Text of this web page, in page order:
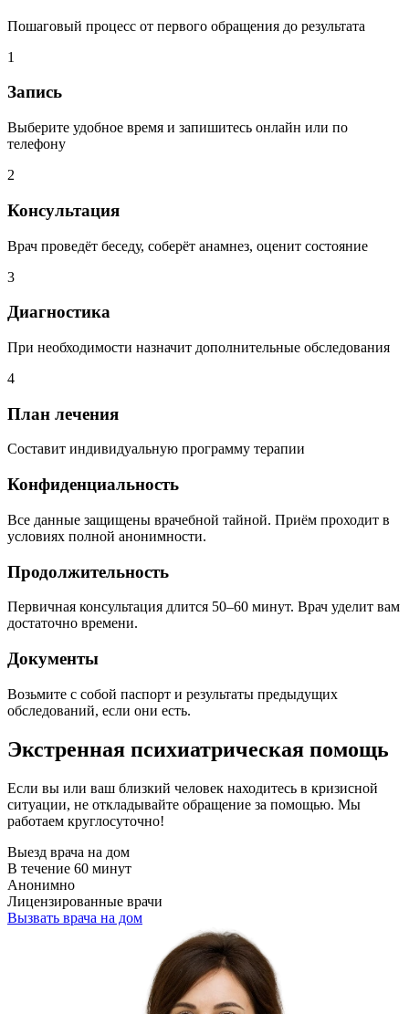
Пошаговый процесс от первого обращения до результата
1
Запись
Выберите удобное время и запишитесь онлайн или по
телефону
2
Консультация
Врач проведёт беседу, соберёт анамнез, оценит состояние
3
Диагностика
При необходимости назначит дополнительные обследования
4
План лечения
Составит индивидуальную программу терапии
Конфиденциальность
Все данные защищены врачебной тайной. Приём проходит в
условиях полной анонимности.
Продолжительность
Первичная консультация длится 50–60 минут. Врач уделит вам
достаточно времени.
Документы
Возьмите с собой паспорт и результаты предыдущих
обследований, если они есть.
Экстренная психиатрическая помощь
Если вы или ваш близкий человек находитесь в кризисной
ситуации, не откладывайте обращение за помощью. Мы
работаем круглосуточно!
Выезд врача на дом
В течение 60 минут
Анонимно
Лицензированные врачи
Вызвать врача на дом